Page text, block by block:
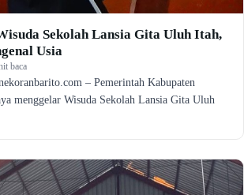
Sekolah Lansia Gita Uluh Itah,
Usia
baca
– Pemerintah Kabupaten
menggelar Wisuda Sekolah Lansia Gita Uluh